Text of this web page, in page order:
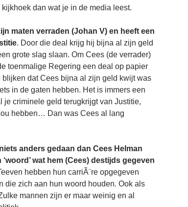
dan wat je in de media leest.
maten verraden (Johan V) en heeft een
. Door die deal krijg hij bijna al zijn geld
grote slag slaan. Om Cees (de verrader)
toenmalige Regering een deal op papier
blijken dat Cees bijna al zijn geld kwijt was
in de gaten hebben. Het is immers een
je criminele geld terugkrijgt van Justitie,
hebben… Dan was Cees al lang
anders gedaan dan Cees Helman
wat hem (Cees) destijds gegeven
hebben hun carriÃ¨re opgegeven
die zich aan hun woord houden. Ook als
mannen zijn er maar weinig en al